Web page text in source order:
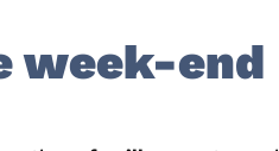
week-end